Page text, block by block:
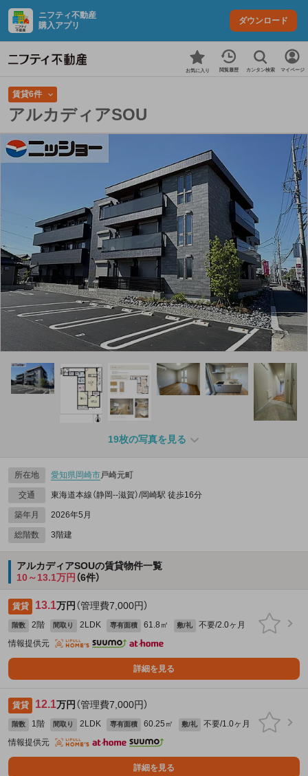
ニフティ不動産
購入アプリ
ダウンロード
お気に入り 閲覧履歴 カンタン検索 マイページ
賃貸6件
アルカディアSOU
19枚の写真を見る
所在地 愛知県岡崎市戸崎元町
交通 東海道本線（静岡--滋賀）/岡崎駅 徒歩16分
築年月 2026年5月
総階数 3階建
アルカディアSOUの賃貸物件一覧
10～13.1万円（6件）
賃貸 13.1万円（管理費7,000円）
階数 2階 間取り 2LDK 専有面積 61.8㎡ 敷/礼
不要/2.0ヶ月
情報提供元
詳細を見る
賃貸 12.1万円（管理費7,000円）
階数 1階 間取り 2LDK 専有面積 60.25㎡ 敷/礼
不要/1.0ヶ月
情報提供元
詳細を見る